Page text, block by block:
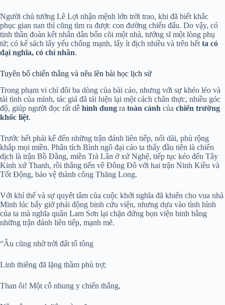
Người chủ tướng Lê Lợi nhận mệnh lớn trời trao, khi đã biết khắc
phục gian nan thì cũng tìm ra được con đường chiến đấu. Do vậy, có
tinh thần đoàn kết nhân dân bốn cõi một nhà, tướng sĩ một lòng phụ
tử; có kế sách lấy yếu chống mạnh, lấy ít địch nhiều và trên hết ta có
đại nghĩa, có chí nhân.
Tuyên bố chiến thắng và nêu lên bài học lịch sử
Trong phạm vi chỉ đôi ba dòng của bài cáo, nhưng với sự khéo léo và
tài tình của mình, tác giả đã tái hiện lại một cách chân thực, nhiều góc
độ, giúp người đọc rất dễ hình dung ra toàn cảnh của chiến trường
khốc liệt.
Trước hết phải kể đến những trận đánh liên tiếp, nối dài, phủ rộng
khắp mọi miền. Phân tích Bình ngô đại cáo ta thấy đầu tiên là chiến
dịch là trận Bồ Đằng, miền Trà Lân ở xứ Nghệ, tiếp tục kéo đến Tây
Kinh xứ Thanh, rồi thẳng tiến về Đông Đô với hai trận Ninh Kiều và
Tốt Động, bảo vệ thành công Thăng Long.
Với khí thế và sự quyết tâm của cuộc khởi nghĩa đã khiến cho vua nhà
Minh lúc bấy giờ phải động binh cứu viện, nhưng dựa vào tình hình
của ta mà nghĩa quân Lam Sơn lại chặn đứng bọn viện binh bằng
những trận đánh liên tiếp, mạnh mẽ.
“Âu cũng nhờ trời đất tổ tông
Linh thiêng đã lặng thầm phù trợ;
Than ôi! Một cỗ nhung y chiến thắng,